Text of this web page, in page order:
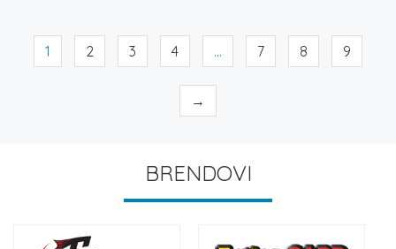
1 2 3 4 … 7 8 9
→
BRENDOVI